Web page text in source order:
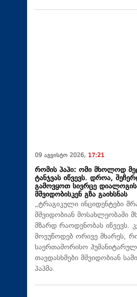
09 აგვისტო 2026, 17:21
რომის პაპი: ომი მხოლოდ
ტანჯვას იწვევს. დროა,
გამოვყოთ სივრცე
მშვიდობისკენ გზა გაიხსნას
„ტრაგიკული ინციდენტები
მშვიდობიან მოსახლეობაში
მზარდ რაოდენობას
მოვუწოდებ ორივე მხარეს,
საერთაშორისო
თავდასხმები მშვიდობიან
პაპმა.